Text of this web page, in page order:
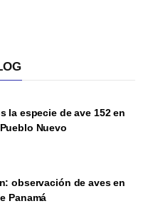
la especie de ave 152 en
Nuevo
observación de aves en
Panamá